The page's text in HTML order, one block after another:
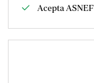
Acepta ASNEF